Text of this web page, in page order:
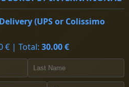
(UPS or Colissimo
€ | Total: 30.00 €